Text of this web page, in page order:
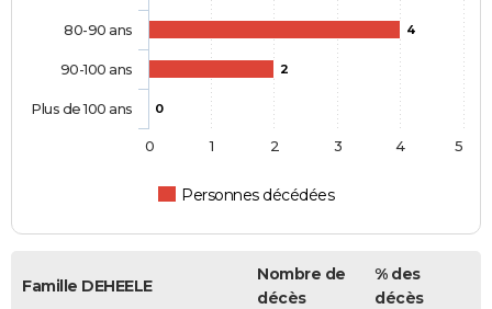
4
2
0
Personnes décédées
80-90 ans
90-100 ans
Plus de 100 ans
0 1 2 3 4 5
Famille DEHEELE
Nombre de
décès
% des
décès